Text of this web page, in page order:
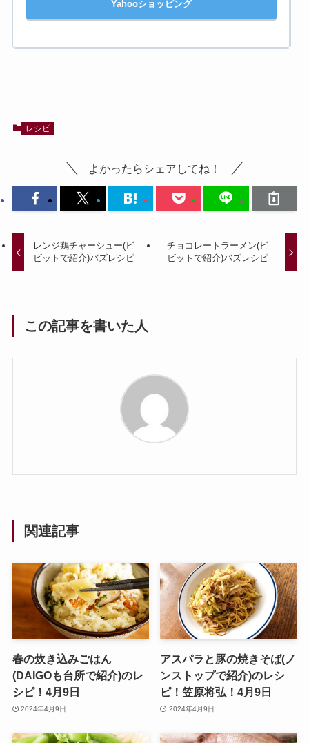
Yahooショッピング
レシピ
よかったらシェアしてね！
レンジ鶏チャーシュー(ビ
ビットで紹介)バズレシピ
チョコレートラーメン(ビ
ビットで紹介)バズレシピ
この記事を書いた人
関連記事
春の炊き込みごはん
(DAIGOも台所で紹介)のレ
シピ！4月9日
2024年4月9日
アスパラと豚の焼きそば(ノ
ンストップで紹介)のレシ
ピ！笠原将弘！4月9日
2024年4月9日